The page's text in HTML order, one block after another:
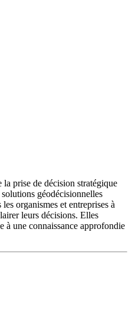
prise de décision stratégique
géodécisionnelles
organismes et entreprises à
leurs décisions. Elles
à une connaissance approfondie